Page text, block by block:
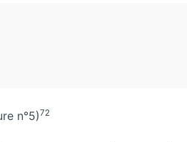
n°5)72